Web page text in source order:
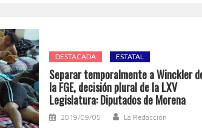
DESTACADA ESTATAL
Separar temporalmente a Winckler
la FGE, decisión plural de la LXV
Legislatura: Diputados de Morena
2019/09/05 La Redacción